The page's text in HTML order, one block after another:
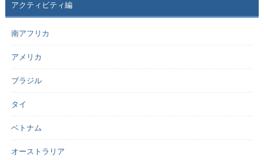
アクティビティ編
南アフリカ
アメリカ
ブラジル
タイ
ベトナム
オーストラリア